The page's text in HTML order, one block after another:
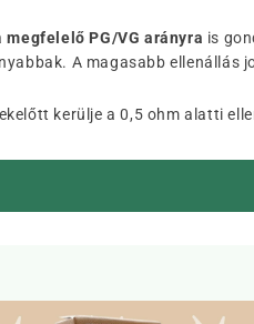
megfelelő PG/VG arányra is
A magasabb ellenállás
kerülje a 0,5 ohm alatti